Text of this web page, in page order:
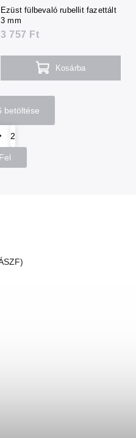
Ezüst fülbevaló rubellit fazettált
3 mm
3 757 Ft
Kosárba
betöltése
2
Fel